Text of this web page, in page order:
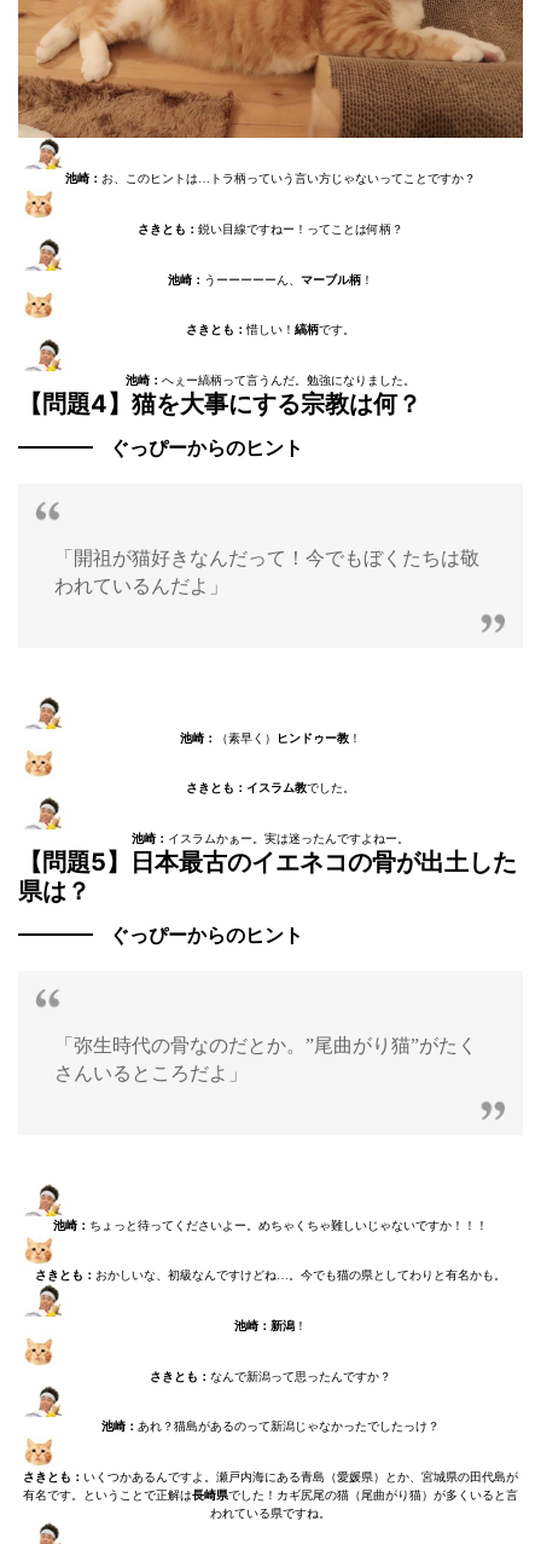
池崎： お、このヒントは…トラ柄っていう言い方じゃないってことですか？
さきとも： 鋭い目線ですねー！ってことは何柄？
池崎： うーーーーーん、 マーブル柄 ！
さきとも： 惜しい！ 縞柄です。
池崎： へぇー縞柄って言うんだ。勉強になりました。
【問題4】猫を大事にする宗教は何？
ぐっぴーからのヒント
「開祖が猫好きなんだって！今でもぼくたちは敬
われているんだよ」
池崎： （素早く） ヒンドゥー教 ！
さきとも：イスラム教でした。
池崎： イスラムかぁー。実は迷ったんですよねー。
【問題5】日本最古のイエネコの骨が出土した
県は？
ぐっぴーからのヒント
「弥生時代の骨なのだとか。”尾曲がり猫”がたく
さんいるところだよ」
池崎： ちょっと待ってくださいよー。めちゃくちゃ難しいじゃないですか！！！
さきとも： おかしいな、初級なんですけどね…。今でも猫の県としてわりと有名かも。
池崎：新潟 ！
さきとも： なんで新潟って思ったんですか？
池崎： あれ？猫島があるのって新潟じゃなかったでしたっけ？
さきとも： いくつかあるんですよ。瀬戸内海にある青島（愛媛県）とか、宮城県の田代島が
有名です。ということで正解は長崎県でした！カギ尻尾の猫（尾曲がり猫）が多くいると言
われている県ですね。